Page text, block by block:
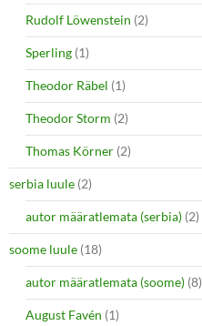
Rudolf Löwenstein (2)
Sperling (1)
Theodor Räbel (1)
Theodor Storm (2)
Thomas Körner (2)
serbia luule (2)
autor määratlemata (serbia) (2)
soome luule (18)
autor määratlemata (soome) (8)
August Favén (1)